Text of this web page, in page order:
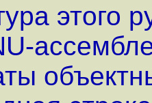
этого